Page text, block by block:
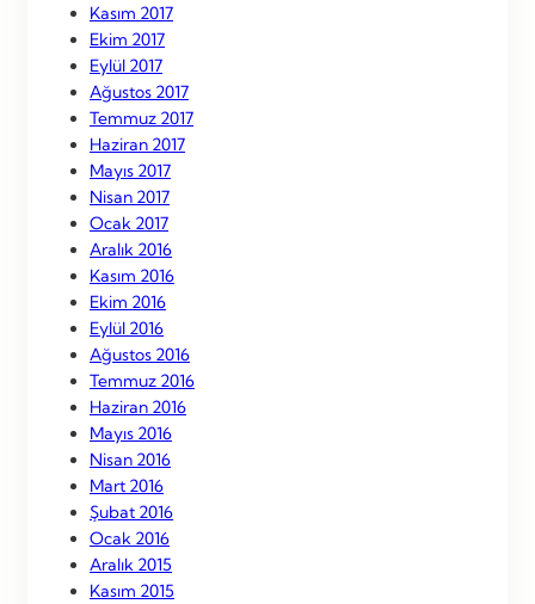
Kasım 2017
Ekim 2017
Eylül 2017
Ağustos 2017
Temmuz 2017
Haziran 2017
Mayıs 2017
Nisan 2017
Ocak 2017
Aralık 2016
Kasım 2016
Ekim 2016
Eylül 2016
Ağustos 2016
Temmuz 2016
Haziran 2016
Mayıs 2016
Nisan 2016
Mart 2016
Şubat 2016
Ocak 2016
Aralık 2015
Kasım 2015